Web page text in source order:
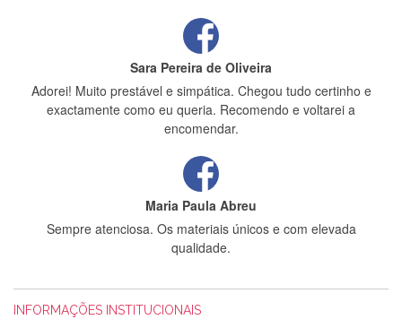
Sara Pereira de Oliveira
Adorei! Muito prestável e simpática. Chegou tudo certinho e
exactamente como eu queria. Recomendo e voltarei a
encomendar.
Maria Paula Abreu
Sempre atenciosa. Os materiais únicos e com elevada
qualidade.
INFORMAÇÕES INSTITUCIONAIS